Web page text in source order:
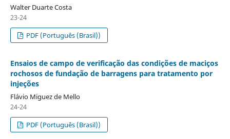
Walter Duarte Costa
23-24
PDF (Português (Brasil))
Ensaios de campo de verificação das condições de maciços
rochosos de fundação de barragens para tratamento por
injeções
Flávio Miguez de Mello
24-24
PDF (Português (Brasil))